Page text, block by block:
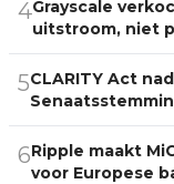
4Grayscale
uitstroom, niet
5CLARITY Act
6Ripple maakt
voor Europese